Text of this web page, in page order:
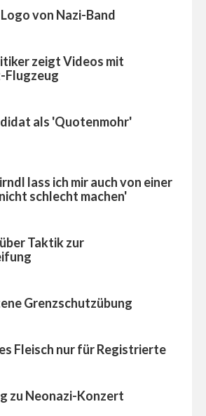
von Nazi-Band
zeigt Videos mit
Flugzeug
als 'Quotenmohr'
lass ich mir auch von einer
schlecht machen'
Taktik zur
Grenzschutzübung
Fleisch nur für Registrierte
zu Neonazi-Konzert